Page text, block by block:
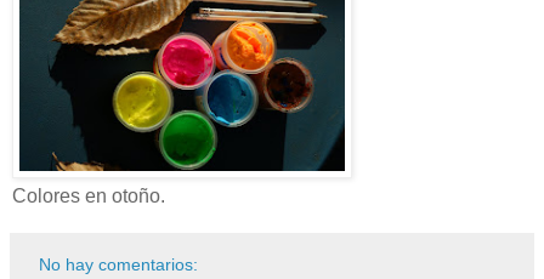
Colores en otoño.
No hay comentarios: